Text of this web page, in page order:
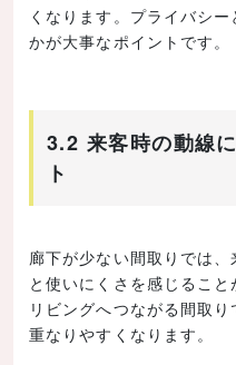
くなります。プライバシ
かが大事なポイントです。
3.2 来客時の動線
ト
廊下が少ない間取りでは
と使いにくさを感じるこ
リビングへつながる間取
重なりやすくなります。